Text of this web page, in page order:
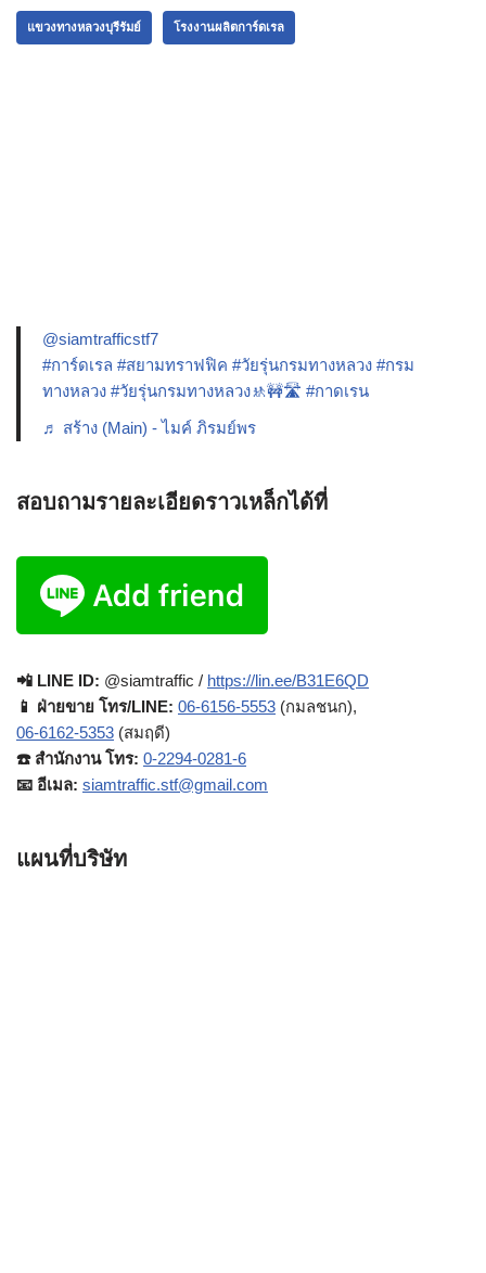
แขวงทางหลวงบุรีรัมย์ โรงงานผลิตการ์ดเรล
@siamtrafficstf7
#การ์ดเรล #สยามทราฟฟิค #วัยรุ่นกรมทางหลวง #กรม
ทางหลวง #วัยรุ่นกรมทางหลวง🚸🚧🛣️ #กาดเรน
♬ สร้าง (Main) - ไมค์ ภิรมย์พร
สอบถามรายละเอียดราวเหล็กได้ที่
📲 LINE ID: @siamtraffic / https://lin.ee/B31E6QD
📱 ฝ่ายขาย โทร/LINE: 06-6156-5553 (กมลชนก),
06-6162-5353 (สมฤดี)
☎️ สำนักงาน โทร: 0-2294-0281-6
📧 อีเมล: siamtraffic.stf@gmail.com
แผนที่บริษัท